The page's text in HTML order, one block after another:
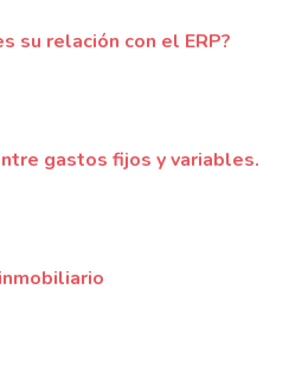
su relación con el ERP?
gastos fijos y variables.